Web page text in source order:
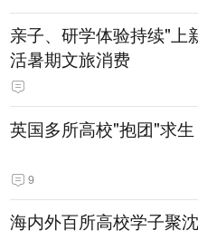
亲子、研学体验持续"上
活暑期文旅消费
英国多所高校"抱团"求生
9
海内外百所高校学子聚